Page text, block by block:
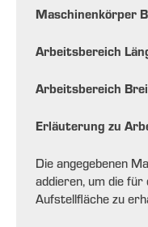
Maschinenkörper
Arbeitsbereich
Arbeitsbereich
Erläuterung zu
Die angegebenen
addieren, um die
Aufstellfläche zu